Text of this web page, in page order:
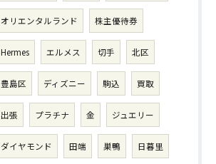
オリエンタルランド 株主優待券
Hermes エルメス 切手 北区
豊島区 ディズニー 駒込 買取
出張 プラチナ 金 ジュエリー
ダイヤモンド 田端 巣鴨 日暮里